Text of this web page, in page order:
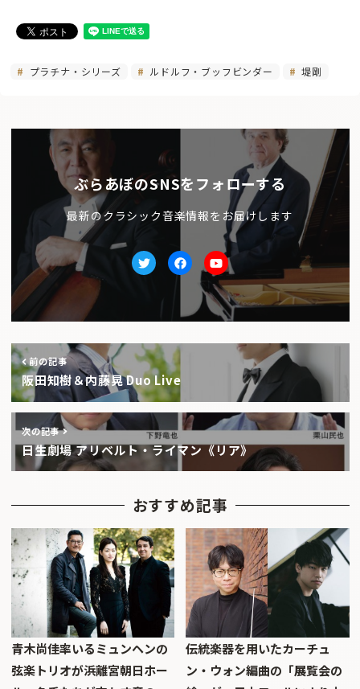
プラチナ・シリーズ ルドルフ・ブッフビンダー 堤剛
ぶらあぼのSNSをフォローする
最新のクラシック音楽情報をお届けします
TwitterfacebookYoutube
前の記事
阪田知樹＆内藤晃 Duo Live
次の記事
日生劇場 アリベルト・ライマン《リア》
おすすめ記事
青木尚佳率いるミュンヘンの
弦楽トリオが浜離宮朝日ホー
伝統楽器を用いたカーチュ
ン・ウォン編曲の「展覧会の